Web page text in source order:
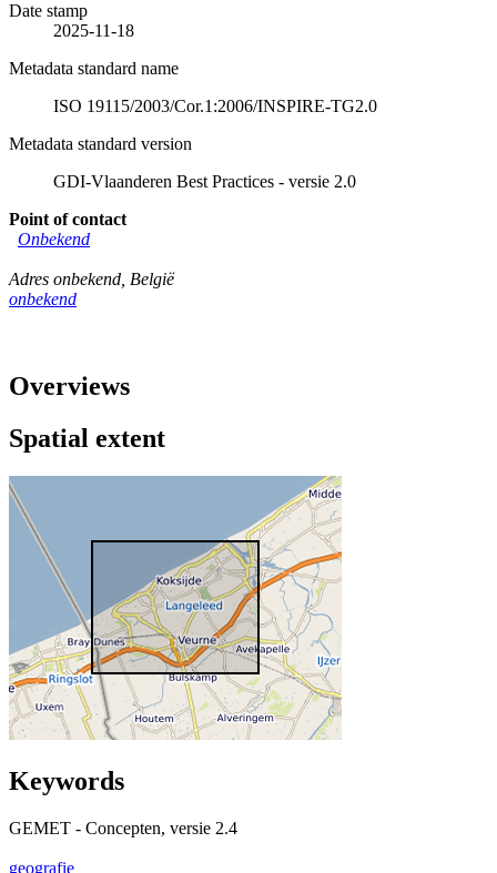
Date stamp
2025-11-18
Metadata standard name
ISO 19115/2003/Cor.1:2006/INSPIRE-TG2.0
Metadata standard version
GDI-Vlaanderen Best Practices - versie 2.0
Point of contact
Onbekend
Adres onbekend België
onbekend
Overviews
Spatial extent
Keywords
GEMET - Concepten, versie 2.4
geografie